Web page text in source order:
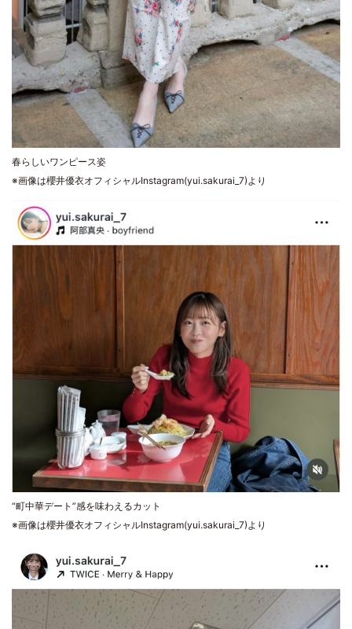
春らしいワンピース姿
※画像は櫻井優衣オフィシャルInstagram(yui.sakurai_7)より
“町中華デート”感を味わえるカット
※画像は櫻井優衣オフィシャルInstagram(yui.sakurai_7)より